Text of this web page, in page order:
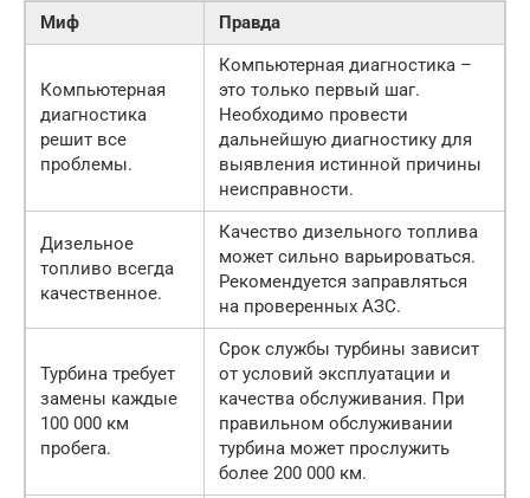
Миф Правда
Компьютерная
диагностика
решит все
проблемы.
Компьютерная диагностика –
это только первый шаг.
Необходимо провести
дальнейшую диагностику для
выявления истинной причины
неисправности.
Дизельное
топливо всегда
качественное.
Качество дизельного топлива
может сильно варьироваться.
Рекомендуется заправляться
на проверенных АЗС.
Турбина требует
замены каждые
100 000 км
пробега.
Срок службы турбины зависит
от условий эксплуатации и
качества обслуживания. При
правильном обслуживании
турбина может прослужить
более 200 000 км.